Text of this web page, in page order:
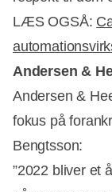
LÆS OGSÅ:
Andersen &
Andersen &
fokus på
Bengtsson:
”2022 bliver et